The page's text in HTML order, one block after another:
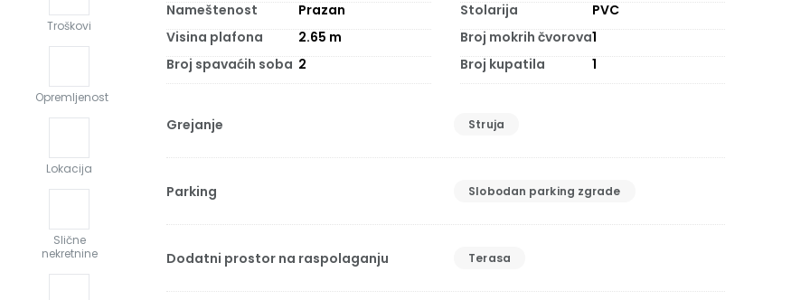
Troškovi
Opremljenost
Lokacija
Slične
nekretnine
Nameštenost
Prazan Stolarija
PVC
Visina plafona
2.65 m Broj mokrih čvorova1
Broj spavaćih soba 2 Broj kupatila 1
Grejanje Struja
Parking Slobodan parking zgrade
Dodatni prostor na raspolaganju Terasa